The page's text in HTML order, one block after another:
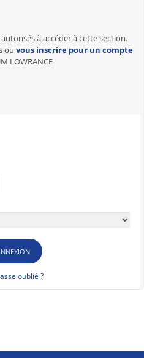
à accéder à cette section.
ou vous inscrire pour un compte
LOWRANCE
oublié ?